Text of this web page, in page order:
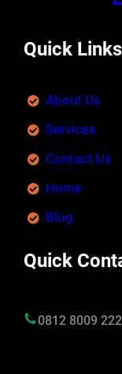
Quick Links
About Us
Services
Contact Us
Home
Blog
Quick
0812 8009